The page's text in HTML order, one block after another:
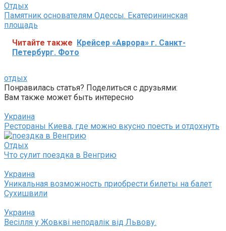
Отдых
Памятник основателям Одессы. Екатерининская
площадь
Читайте также Крейсер «Аврора» г. Санкт-
Петербург. Фото
отдых
Понравилась статья? Поделиться с друзьями:
Вам также может быть интересно
Украина
Рестораны Киева, где можно вкусно поесть и отдохнуть
Отдых
Что сулит поездка в Венгрию
Украина
Уникальная возможность приобрести билеты на балет
Сухишвили
Украина
Весілля у Жовкві неподалік від Львову.